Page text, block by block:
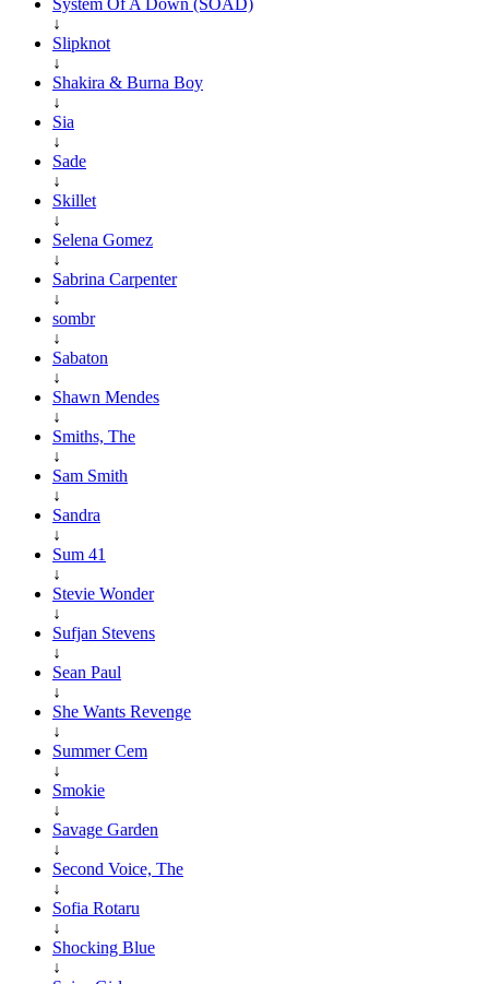
↓
Slipknot
↓
Shakira & Burna Boy
↓
Sia
↓
Sade
↓
Skillet
↓
Selena Gomez
↓
Sabrina Carpenter
↓
sombr
↓
Sabaton
↓
Shawn Mendes
↓
Smiths, The
↓
Sam Smith
↓
Sandra
↓
Sum 41
↓
Stevie Wonder
↓
Sufjan Stevens
↓
Sean Paul
↓
She Wants Revenge
↓
Summer Cem
↓
Smokie
↓
Savage Garden
↓
Second Voice, The
↓
Sofia Rotaru
↓
Shocking Blue
↓